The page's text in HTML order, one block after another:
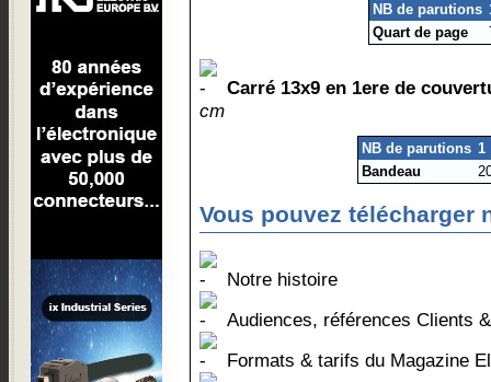
NB de parutions
Quart de page
Carré 13x9 en 1ere de
cm
NB de parutions 1
Bandeau
Vous pouvez télécharger
Notre histoire
Audiences, références Clients
Formats & tarifs du Magazine